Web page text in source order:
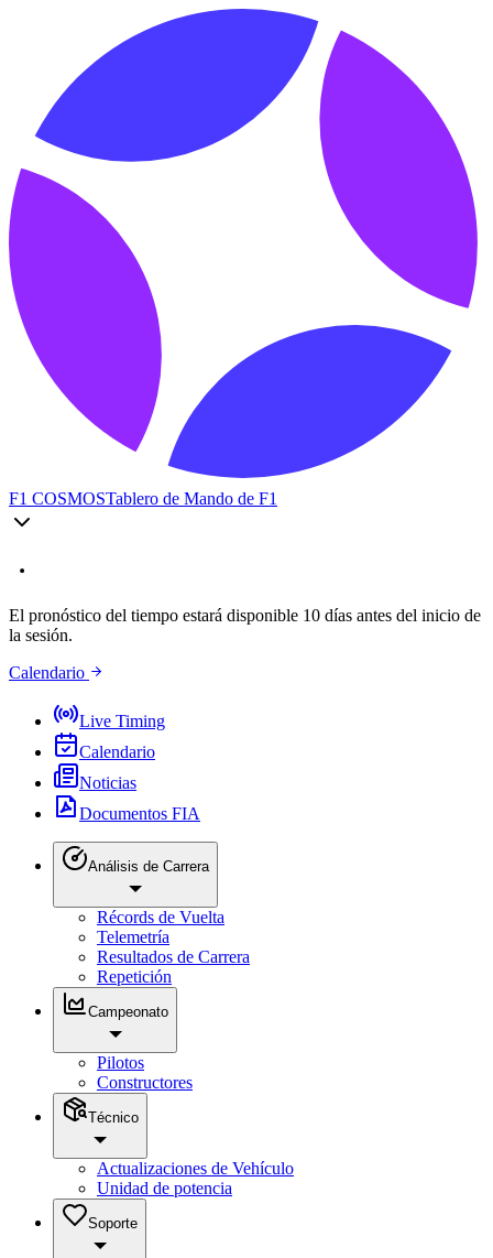
F1 COSMOSTablero de Mando de F1
El pronóstico del tiempo estará disponible 10 días antes del inicio de
la sesión.
Calendario
Live Timing
Calendario
Noticias
Documentos FIA
Análisis de Carrera
Récords de Vuelta
Telemetría
Resultados de Carrera
Repetición
Campeonato
Pilotos
Constructores
Técnico
Actualizaciones de Vehículo
Unidad de potencia
Soporte